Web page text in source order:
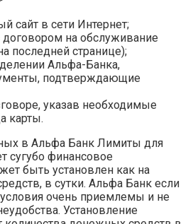
сайт в сети Интернет;
на обслуживание
последней странице);
Альфа-Банка,
подтверждающие
указав необходимые
карты.
в Альфа Банк Лимиты для
сугубо финансовое
быть установлен как на
в сутки. Альфа Банк если
очень приемлемы и не
Установление